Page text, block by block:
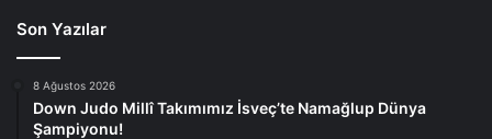
Son Yazılar
8 Ağustos 2026
Down Judo Millî Takımımız İsveç’te Namağlup Dünya
Şampiyonu!